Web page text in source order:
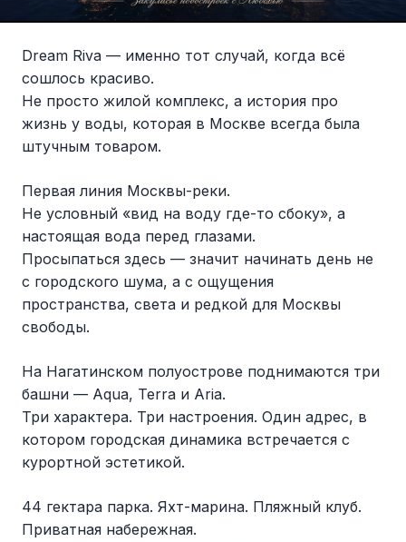
Dream Riva — именно тот случай, когда всё
сошлось красиво.
Не просто жилой комплекс, а история про
жизнь у воды, которая в Москве всегда была
штучным товаром.
Первая линия Москвы-реки.
Не условный «вид на воду где-то сбоку», а
настоящая вода перед глазами.
Просыпаться здесь — значит начинать день не
с городского шума, а с ощущения
пространства, света и редкой для Москвы
свободы.
На Нагатинском полуострове поднимаются три
башни — Aqua, Terra и Aria.
Три характера. Три настроения. Один адрес, в
котором городская динамика встречается с
курортной эстетикой.
44 гектара парка. Яхт-марина. Пляжный клуб.
Приватная набережная.